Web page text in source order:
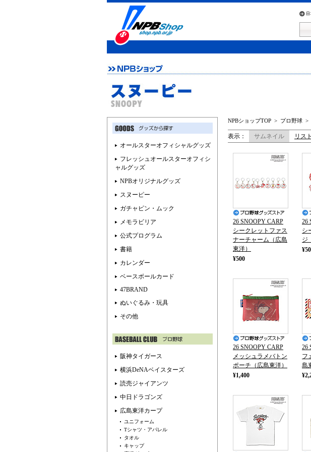
NPBショップTOP > プロ野球 >
表示： サムネイル リスト
26 SNOOPY CARP
シークレットファス
ナーチャーム（広島
東洋）
¥500
26
シ
ジ
26 SNOOPY CARP
メッシュラメバトン
ポーチ（広島東洋）
¥1,400
26
フ
島
オールスターオフィシャルグッズ
フレッシュオールスターオフィシ
ャルグッズ
NPBオリジナルグッズ
スヌーピー
ガチャピン・ムック
メモラビリア
公式プログラム
書籍
カレンダー
ベースボールカード
47BRAND
ぬいぐるみ・玩具
その他
阪神タイガース
横浜DeNAベイスターズ
読売ジャイアンツ
中日ドラゴンズ
広島東洋カープ
ユニフォーム
Tシャツ・アパレル
タオル
キャップ